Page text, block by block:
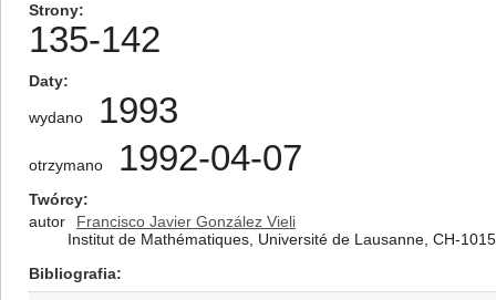
Strony
135-142
Daty
wydano 1993
otrzymano 1992-04-07
Twórcy
autor
Francisco Javier González Vieli
Institut de Mathématiques, Université de Lausanne, CH-
Bibliografia